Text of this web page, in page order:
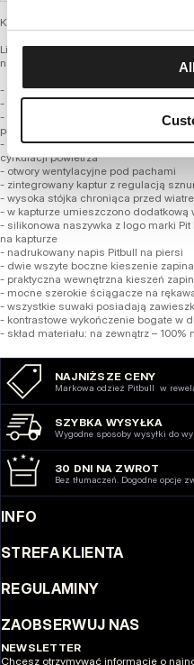
Kurtka przejściowa męska firmy PIT
Limitowana seria w oryginalnych
nakładzie
- klasyczny uniwersalny sportowy
- wykonana z wysokiej jakości
- tkanina zachowuje swoje
podniesieniu komfortu cieplnego
- podszyta lekką poliestrową
cyrkulacji powietrza
- otwory wentylacyjne pod pachami
- zintegrowany kaptur z regulacją
- wysoka stójka chroniąca przed
- w kapturze umieszczono dodatkową
- silikonowa naszywka z logo marki
na kapturze
- nadrukowany napis Pitbull na piersi
- dwie wszyte boczne kieszenie
- praktyczna wewnętrzna kieszeń
- mocne szerokie ściągacze na
- wszystkie suwaki posiadają
- kontrastowe wykończenie bogate w
- skład materiału: na zewnątrz –
NAJNIŻSZE CENY
Markowa odzież Pitbull w
SZYBKA WYSYŁKA
Wygodne sposoby wysyłki do
30 DNI NA ZWROT
Bez tłumaczeń. Dogodne opcje
INFO
STREFA KLIENTA
REGULAMINY
ZAOBSERWUJ NAS
NEWSLETTER
Chcesz otrzymywać informacje o